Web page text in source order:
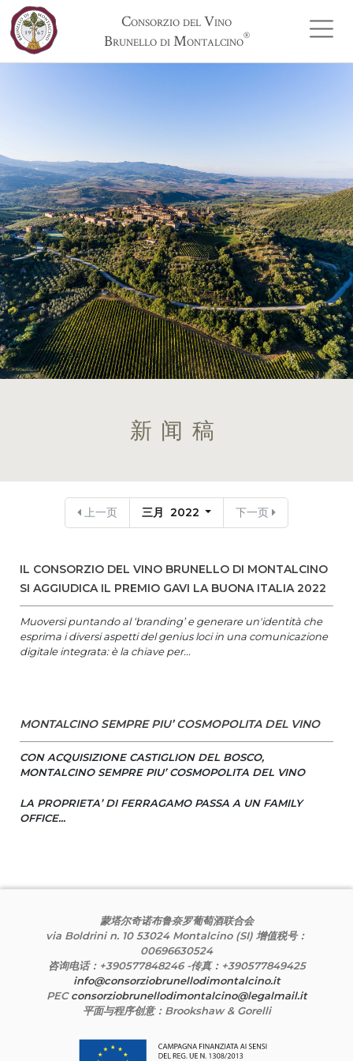
Consorzio del Vino
Brunello di Montalcino®
新闻稿
上一页 三月 2022 下一页
IL CONSORZIO DEL VINO BRUNELLO DI MONTALCINO
SI AGGIUDICA IL PREMIO GAVI LA BUONA ITALIA 2022
Muoversi puntando al ‘branding’ e generare un'identità che
esprima i diversi aspetti del genius loci in una comunicazione
digitale integrata: è la chiave per...
MONTALCINO SEMPRE PIU’ COSMOPOLITA DEL VINO
CON ACQUISIZIONE CASTIGLION DEL BOSCO,
MONTALCINO SEMPRE PIU’ COSMOPOLITA DEL VINO
LA PROPRIETA’ DI FERRAGAMO PASSA A UN FAMILY
OFFICE...
蒙塔尔奇诺布鲁奈罗葡萄酒联合会
via Boldrini n. 10 53024 Montalcino (SI) 增值税号：
00696630524
咨询电话：+390577848246 -传真：+390577849425
info@consorziobrunellodimontalcino.it
PECconsorziobrunellodimontalcino@legalmail.it
平面与程序创意：Brookshaw & Gorelli